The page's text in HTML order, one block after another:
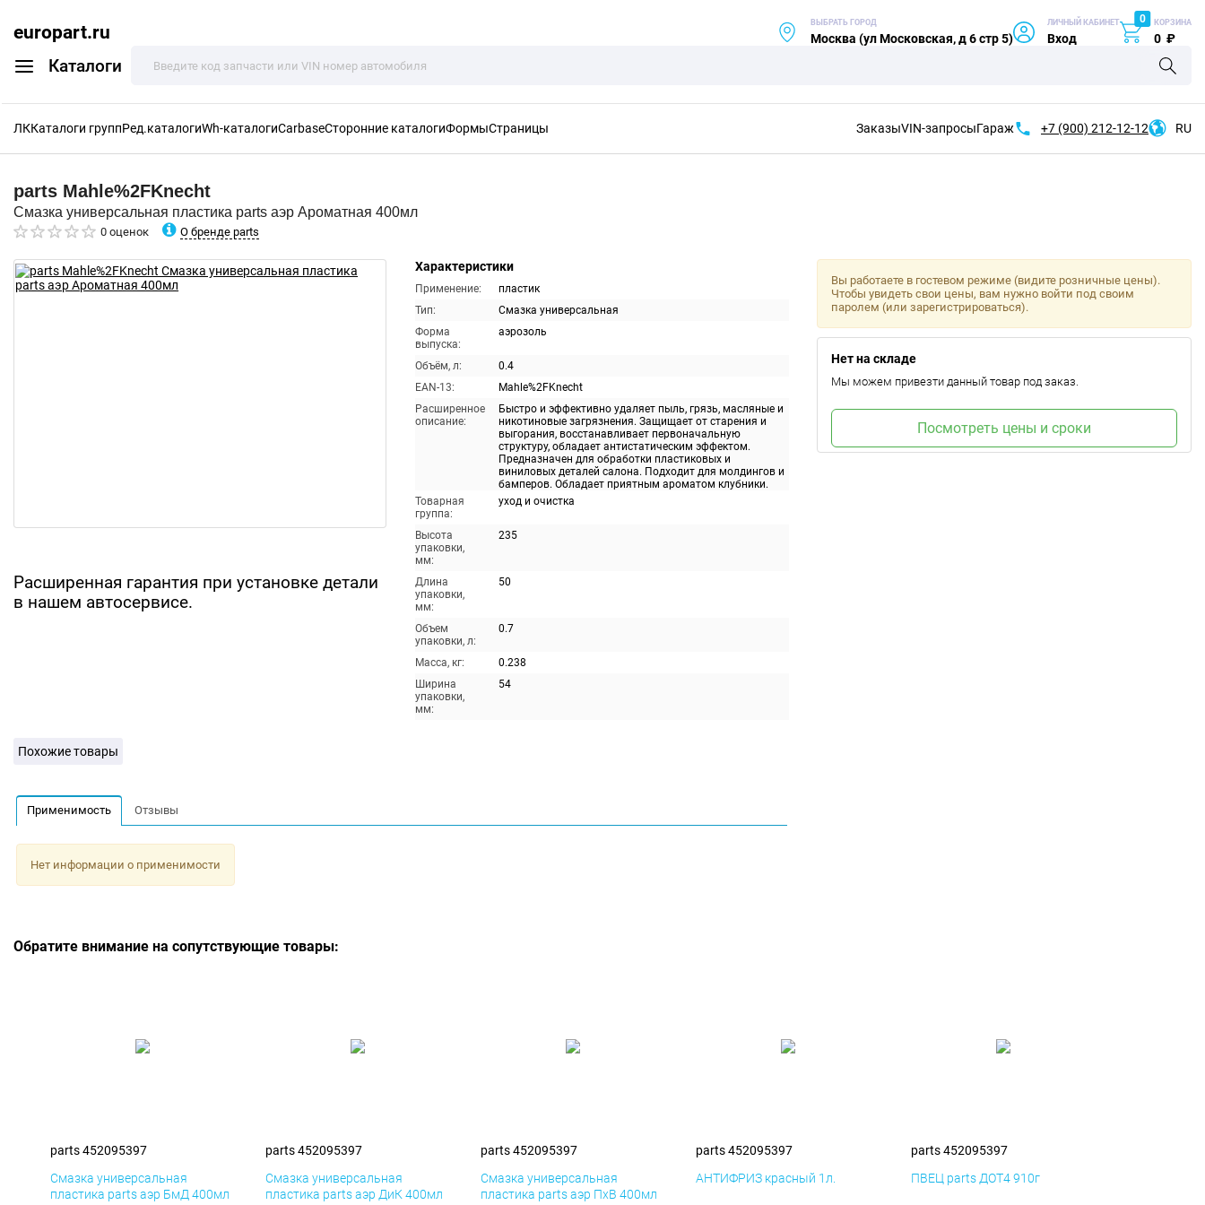
europart.ru
Каталоги
ВЫБРАТЬ ГОРОД
Москва (ул Московская, д 6 стр 5)
ЛИЧНЫЙ КАБИНЕТ
Вход
0 КОРЗИНА
0 ₽
ЛККаталоги группРед.каталогиWh-каталогиCarbaseСторонние каталогиФормыСтраницы ЗаказыVIN-запросыГараж +7 (900) 212-12-12 RU
parts Mahle%2FKnecht
Смазка универсальная пластика parts аэр Ароматная 400мл
0 оценок О бренде parts
Расширенная гарантия при установке детали
в нашем автосервисе.
Характеристики
Применение:
пластик
Тип:
Смазка универсальная
Форма
выпуска:
аэрозоль
Объём, л:
0.4
EAN-13:
Mahle%2FKnecht
Расширенное
описание:
Быстро и эффективно удаляет пыль, грязь, масляные и
никотиновые загрязнения. Защищает от старения и
выгорания, восстанавливает первоначальную
структуру, обладает антистатическим эффектом.
Предназначен для обработки пластиковых и
виниловых деталей салона. Подходит для молдингов и
бамперов. Обладает приятным ароматом клубники.
Товарная
группа:
уход и очистка
Высота
упаковки,
мм:
235
Длина
упаковки,
мм:
50
Объем
упаковки, л:
0.7
Масса, кг:
0.238
Ширина
упаковки,
мм:
54
Вы работаете в гостевом режиме (видите розничные цены).
Чтобы увидеть свои цены, вам нужно войти под своим
паролем (или зарегистрироваться).
Нет на складе
Мы можем привезти данный товар под заказ.
Посмотреть цены и сроки
Похожие товары
Применимость Отзывы
Нет информации о применимости
Обратите внимание на сопутствующие товары:
parts 452095397
Смазка универсальная
пластика parts аэр БмД 400мл
parts 452095397
Смазка универсальная
пластика parts аэр ДиК 400мл
parts 452095397
Смазка универсальная
пластика parts аэр ПхВ 400мл
parts 452095397
АНТИФРИЗ красный 1л.
parts 452095397
ПВЕЦ parts ДОТ4 910г